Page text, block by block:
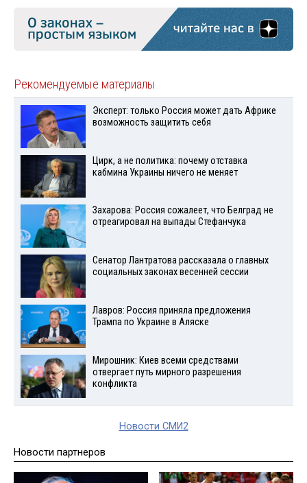
Рекомендуемые материалы
Эксперт: только Россия может дать Африке
возможность защитить себя
Цирк, а не политика: почему отставка
кабмина Украины ничего не меняет
Захарова: Россия сожалеет, что Белград не
отреагировал на выпады Стефанчука
Сенатор Лантратова рассказала о главных
социальных законах весенней сессии
Лавров: Россия приняла предложения
Трампа по Украине в Аляске
Мирошник: Киев всеми средствами
отвергает путь мирного разрешения
конфликта
Новости СМИ2
Новости партнеров